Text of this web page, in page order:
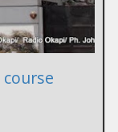
course